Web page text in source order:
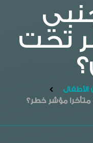
تحت
متأخرا مؤشر خطر؟